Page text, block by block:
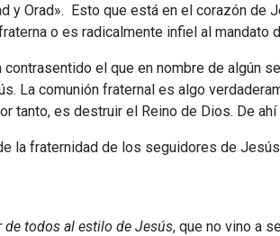
y Orad». Esto que está en el corazón
o es radicalmente infiel al mandato
el que en nombre de algún
La comunión fraternal es algo
tanto, es destruir el Reino de Dios. De
la fraternidad de los seguidores de
de todos al estilo de Jesús, que no vino a